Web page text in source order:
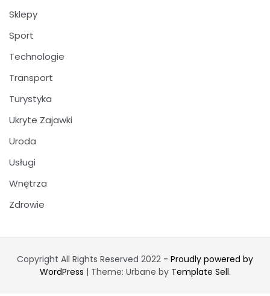
Sklepy
Sport
Technologie
Transport
Turystyka
Ukryte Zajawki
Uroda
Usługi
Wnętrza
Zdrowie
Copyright All Rights Reserved 2022 - Proudly powered by
WordPress | Theme: Urbane by Template Sell.